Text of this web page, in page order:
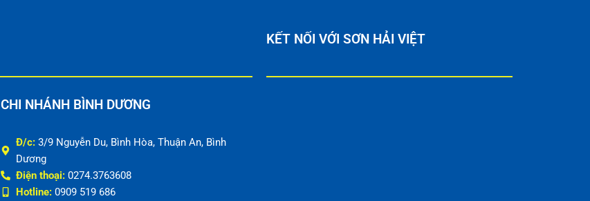
KẾT NỐI VỚI SƠN HẢI VIỆT
CHI NHÁNH BÌNH DƯƠNG
Đ/c: 3/9 Nguyễn Du, Bình Hòa, Thuận An, Bình
Dương
Điện thoại: 0274.3763608
Hotline: 0909 519 686